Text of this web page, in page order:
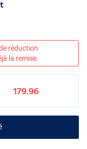
réduction
la remise.
179.96